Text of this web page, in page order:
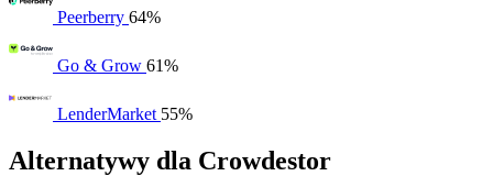
Peerberry 64%
Go & Grow 61%
LenderMarket 55%
Alternatywy dla Crowdestor